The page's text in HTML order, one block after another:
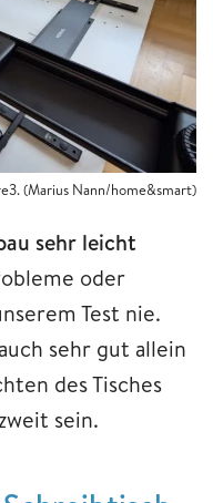
(Marius Nann/home&smart)
sehr leicht
oder
Test nie.
sehr gut allein
des Tisches
sein.